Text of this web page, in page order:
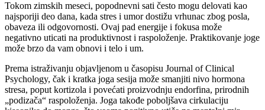
Tokom zimskih meseci, popodnevni sati često mogu delovati kao
najsporiji deo dana, kada stres i umor dostižu vrhunac zbog posla,
obaveza ili odgovornosti. Ovaj pad energije i fokusa može
negativno uticati na produktivnost i raspoloženje. Praktikovanje joge
može brzo da vam obnovi i telo i um.
Prema istraživanju objavljenom u časopisu Journal of Clinical
Psychology, čak i kratka joga sesija može smanjiti nivo hormona
stresa, poput kortizola i povećati proizvodnju endorfina, prirodnih
„podizača“ raspoloženja. Joga takođe poboljšava cirkulaciju